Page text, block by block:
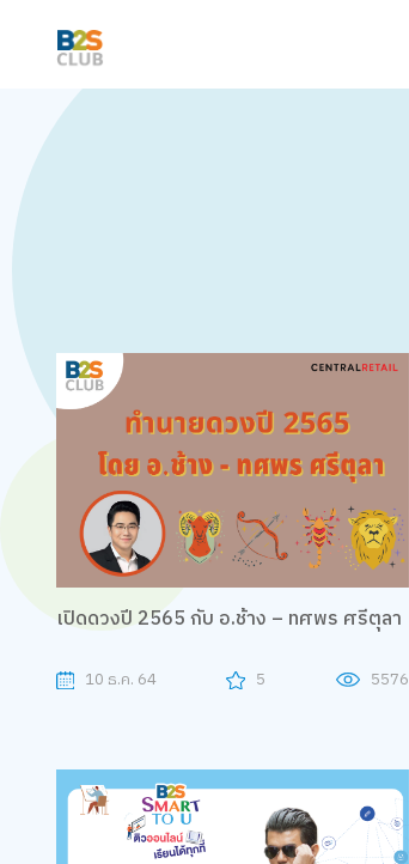
เปิดดวงปี 2565 กับ อ.ช้าง – ทศพร ศรีตุลา
10 ธ.ค. 64 5 5576